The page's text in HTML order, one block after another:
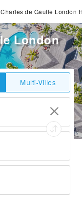
de Gaulle London
London
Multi-Villes